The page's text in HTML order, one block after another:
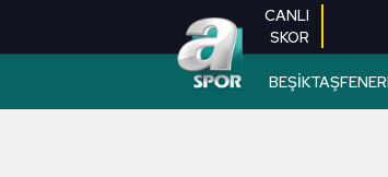
CANLI
SKOR
BEŞİKTAŞ